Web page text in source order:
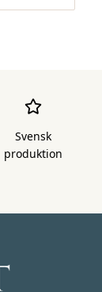
Svensk
produktion